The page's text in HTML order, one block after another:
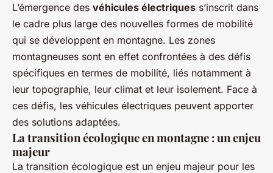
L’émergence des véhicules électriques s’inscrit dans
le cadre plus large des nouvelles formes de mobilité
qui se développent en montagne. Les zones
montagneuses sont en effet confrontées à des défis
spécifiques en termes de mobilité, liés notamment à
leur topographie, leur climat et leur isolement. Face à
ces défis, les véhicules électriques peuvent apporter
des solutions adaptées.
La transition écologique en montagne : un enjeu
majeur
La transition écologique est un enjeu majeur pour les